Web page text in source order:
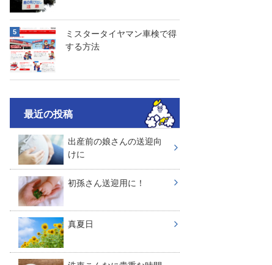
ミスタータイヤマン車検で得
する方法
最近の投稿
出産前の娘さんの送迎向
けに
初孫さん送迎用に！
真夏日